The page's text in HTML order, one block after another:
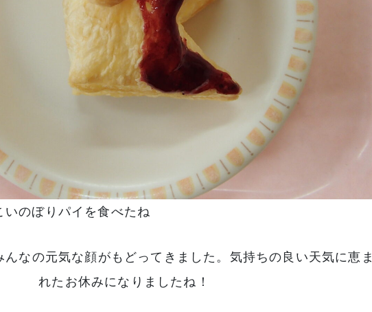
いのぼりパイを食べたね
なの元気な顔がもどってきました。気持ちの良い天気に恵ま
れたお休みになりましたね！